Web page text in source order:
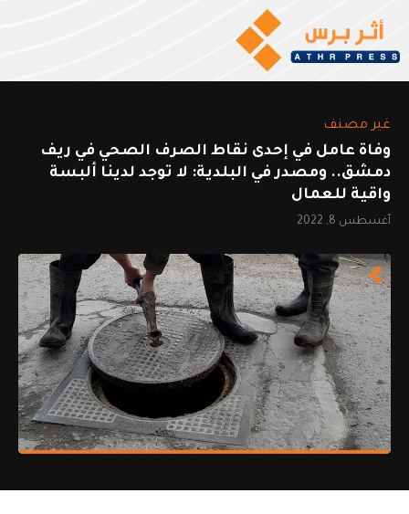
غير مصنف
وفاة عامل في إحدى نقاط الصرف الصحي في ريف
دمشق.. ومصدر في البلدية: لا توجد لدينا ألبسة
واقية للعمال
أغسطس 8, 2022